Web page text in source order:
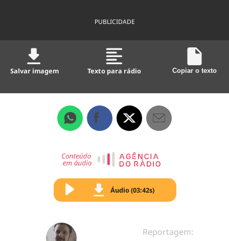
PUBLICIDADE
Salvar imagem Texto para rádio Copiar o texto
Áudio (03:42s)
Reportagem: